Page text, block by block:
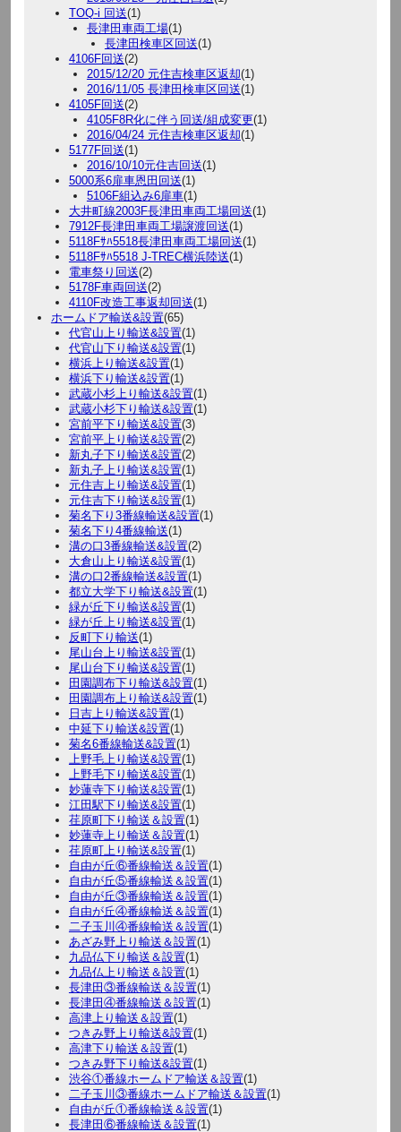
TOQ-i 回送(1)
長津田車両工場(1)
長津田検車区回送(1)
4106F回送(2)
2015/12/20 元住吉検車区返却(1)
2016/11/05 長津田検車区回送(1)
4105F回送(2)
4105F8R化に伴う回送/組成変更(1)
2016/04/24 元住吉検車区返却(1)
5177F回送(1)
2016/10/10元住吉回送(1)
5000系6扉車恩田回送(1)
5106F組込み6扉車(1)
大井町線2003F長津田車両工場回送(1)
7912F長津田車両工場譲渡回送(1)
5118Fｻﾊ5518長津田車両工場回送(1)
5118Fｻﾊ5518 J-TREC横浜陸送(1)
電車祭り回送(2)
5178F車両回送(2)
4110F改造工事返却回送(1)
ホームドア輸送&設置(65)
代官山上り輸送&設置(1)
代官山下り輸送&設置(1)
横浜上り輸送&設置(1)
横浜下り輸送&設置(1)
武蔵小杉上り輸送&設置(1)
武蔵小杉下り輸送&設置(1)
宮前平下り輸送&設置(3)
宮前平上り輸送&設置(2)
新丸子下り輸送&設置(2)
新丸子上り輸送&設置(1)
元住吉上り輸送&設置(1)
元住吉下り輸送&設置(1)
菊名下り3番線輸送&設置(1)
菊名下り4番線輸送(1)
溝の口3番線輸送&設置(2)
大倉山上り輸送&設置(1)
溝の口2番線輸送&設置(1)
都立大学下り輸送&設置(1)
緑が丘下り輸送&設置(1)
緑が丘上り輸送&設置(1)
反町下り輸送(1)
尾山台上り輸送&設置(1)
尾山台下り輸送&設置(1)
田園調布下り輸送&設置(1)
田園調布上り輸送&設置(1)
日吉上り輸送&設置(1)
中延下り輸送&設置(1)
菊名6番線輸送&設置(1)
上野毛上り輸送&設置(1)
上野毛下り輸送&設置(1)
妙蓮寺下り輸送&設置(1)
江田駅下り輸送&設置(1)
荏原町下り輸送＆設置(1)
妙蓮寺上り輸送＆設置(1)
荏原町上り輸送&設置(1)
自由が丘⑥番線輸送＆設置(1)
自由が丘⑤番線輸送＆設置(1)
自由が丘③番線輸送＆設置(1)
自由が丘④番線輸送＆設置(1)
二子玉川④番線輸送＆設置(1)
あざみ野上り輸送＆設置(1)
九品仏下り輸送＆設置(1)
九品仏上り輸送＆設置(1)
長津田③番線輸送＆設置(1)
長津田④番線輸送＆設置(1)
高津上り輸送＆設置(1)
つきみ野上り輸送&設置(1)
高津下り輸送＆設置(1)
つきみ野下り輸送&設置(1)
渋谷①番線ホームドア輸送＆設置(1)
二子玉川③番線ホームドア輸送＆設置(1)
自由が丘①番線輸送＆設置(1)
長津田⑥番線輸送＆設置(1)